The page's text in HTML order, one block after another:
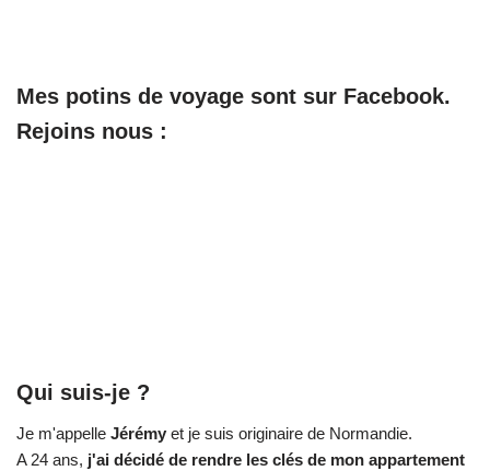
Mes potins de voyage sont sur Facebook.
Rejoins nous :
Qui suis-je ?
Je m'appelle Jérémy et je suis originaire de Normandie.
A 24 ans, j'ai décidé de rendre les clés de mon appartement